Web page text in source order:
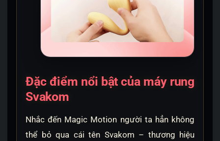
Đặc điểm nổi bật của máy rung
Svakom
Nhắc đến Magic Motion người ta hẳn không
thể bỏ qua cái tên Svakom – thương hiệu